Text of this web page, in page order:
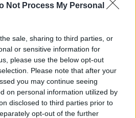
Not Process My Personal
sale, sharing to third parties, or
or sensitive information for
please use the below opt-out
Please note that after your
you may continue seeing
on personal information utilized by
disclosed to third parties prior to
opt-out of the further
Hannover
Hanoi
Helsinki
Ho Chi Minh City
Houston Hua Hin